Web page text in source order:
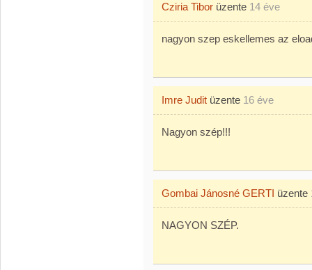
Cziria Tibor üzente 14 éve
nagyon szep eskellemes az
Imre Judit üzente 16 éve
Nagyon szép!!!
Gombai Jánosné GERTI üzente
NAGYON SZÉP.